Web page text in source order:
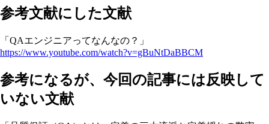
参考文献にした文献
「QAエンジニアってなんなの？」
https://www.youtube.com/watch?v=gBuNtDaBBCM
参考になるが、今回の記事には反映して
いない文献